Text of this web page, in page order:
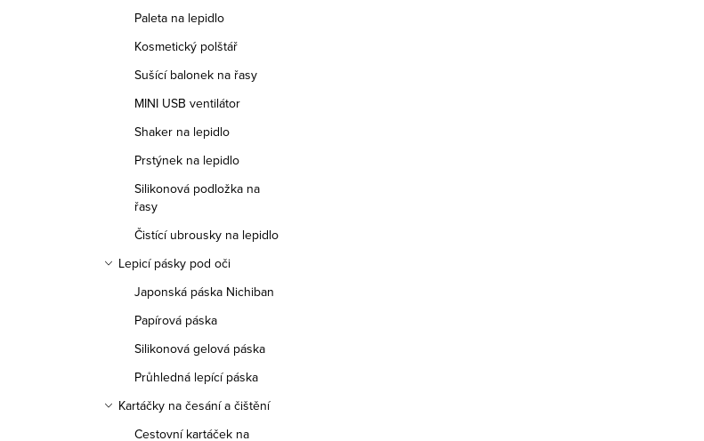
Paleta na lepidlo
Kosmetický polštář
Sušící balonek na řasy
MINI USB ventilátor
Shaker na lepidlo
Prstýnek na lepidlo
Silikonová podložka na
řasy
Čistící ubrousky na lepidlo
Lepicí pásky pod oči
Japonská páska Nichiban
Papírová páska
Silikonová gelová páska
Průhledná lepící páska
Kartáčky na česání a čištění
Cestovní kartáček na